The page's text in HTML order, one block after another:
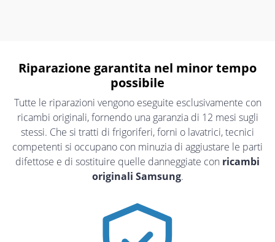
Riparazione garantita nel minor tempo
possibile
Tutte le riparazioni vengono eseguite esclusivamente con
ricambi originali, fornendo una garanzia di 12 mesi sugli
stessi. Che si tratti di frigoriferi, forni o lavatrici, tecnici
competenti si occupano con minuzia di aggiustare le parti
difettose e di sostituire quelle danneggiate con ricambi
originali Samsung.